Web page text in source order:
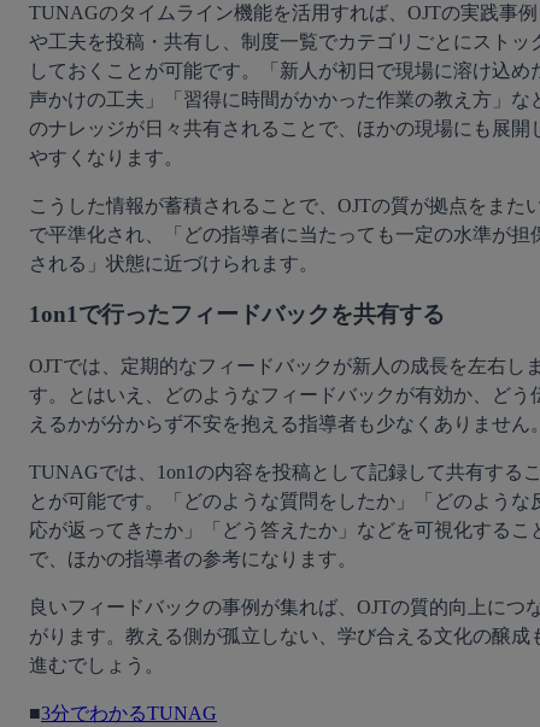
TUNAGのタイムライン機能を活用すれば、OJTの実践事例
や工夫を投稿・共有し、制度一覧でカテゴリごとにストッ
しておくことが可能です。「新人が初日で現場に溶け込め
声かけの工夫」「習得に時間がかかった作業の教え方」な
のナレッジが日々共有されることで、ほかの現場にも展開
やすくなります。
こうした情報が蓄積されることで、OJTの質が拠点をまた
で平準化され、「どの指導者に当たっても一定の水準が担
される」状態に近づけられます。
1on1で行ったフィードバックを共有する
OJTでは、定期的なフィードバックが新人の成長を左右し
す。とはいえ、どのようなフィードバックが有効か、どう
えるかが分からず不安を抱える指導者も少なくありません
TUNAGでは、1on1の内容を投稿として記録して共有する
とが可能です。「どのような質問をしたか」「どのような
応が返ってきたか」「どう答えたか」などを可視化するこ
で、ほかの指導者の参考になります。
良いフィードバックの事例が集れば、OJTの質的向上につ
がります。教える側が孤立しない、学び合える文化の醸成
進むでしょう。
■3分でわかるTUNAG